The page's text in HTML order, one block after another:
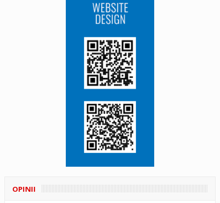
OPINII